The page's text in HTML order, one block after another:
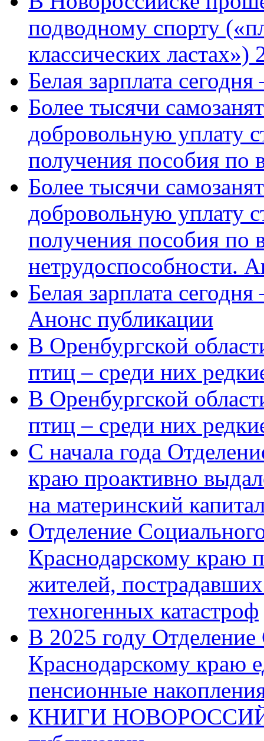
подводному спорту
классических ластах»)
Белая зарплата
Более тысячи
добровольную уплату
получения пособия по
Более тысячи
добровольную уплату
получения пособия по
нетрудоспособности.
Белая зарплата
Анонс публикации
В Оренбургской
птиц – среди них
В Оренбургской
птиц – среди них
С начала года
краю проактивно
на материнский
Отделение
Краснодарскому краю
жителей,
техногенных катастроф
В 2025 году
Краснодарскому краю
пенсионные
КНИГИ